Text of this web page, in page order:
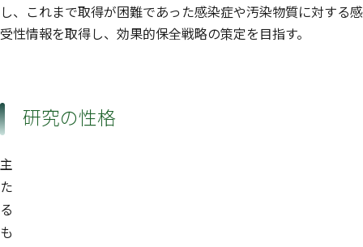
し、これまで取得が困難であった感染症や汚染物質に対する感
受性情報を取得し、効果的保全戦略の策定を目指す。
研究の性格
主
た
る
も